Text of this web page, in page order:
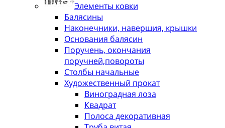
Элементы ковки
Балясины
Наконечники, навершия, крышки
Основания балясин
Поручень, окончания
поручней,повороты
Столбы начальные
Художественный прокат
Виноградная лоза
Квадрат
Полоса декоративная